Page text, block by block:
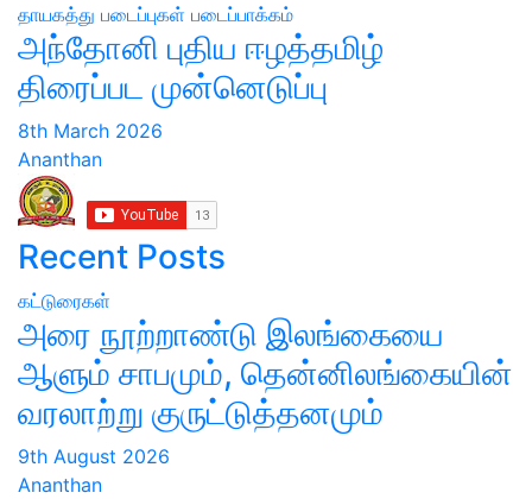
தாயகத்து படைப்புகள் படைப்பாக்கம்
அந்தோனி புதிய ஈழத்தமிழ்
திரைப்பட முன்னெடுப்பு
8th March 2026
Ananthan
Recent Posts
கட்டுரைகள்
அரை நூற்றாண்டு இலங்கையை
ஆளும் சாபமும், தென்னிலங்கையின்
வரலாற்று குருட்டுத்தனமும்
9th August 2026
Ananthan